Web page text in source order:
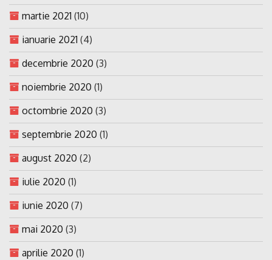
martie 2021 (10)
ianuarie 2021 (4)
decembrie 2020 (3)
noiembrie 2020 (1)
octombrie 2020 (3)
septembrie 2020 (1)
august 2020 (2)
iulie 2020 (1)
iunie 2020 (7)
mai 2020 (3)
aprilie 2020 (1)